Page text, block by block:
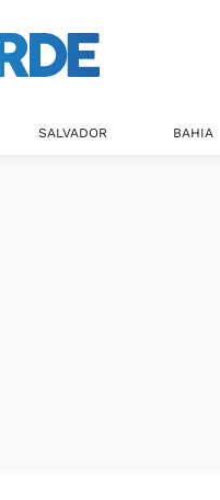
SALVADOR BAHIA